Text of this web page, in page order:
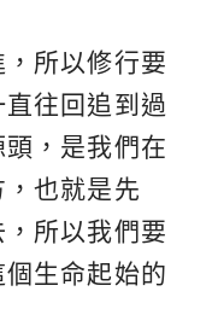
所以修行要
往回追到過
，是我們在
也就是先
所以我們要
生命起始的